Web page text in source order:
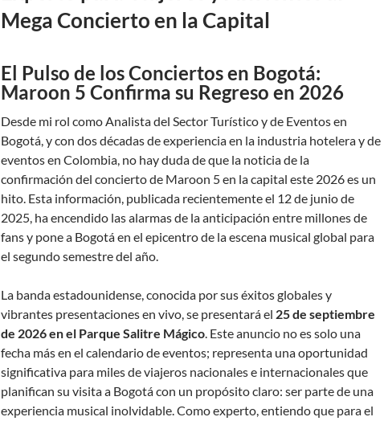
Mega Concierto en la Capital
El Pulso de los Conciertos en Bogotá:
Maroon 5 Confirma su Regreso en 2026
Desde mi rol como Analista del Sector Turístico y de Eventos en
Bogotá, y con dos décadas de experiencia en la industria hotelera y de
eventos en Colombia, no hay duda de que la noticia de la
confirmación del concierto de Maroon 5 en la capital este 2026 es un
hito. Esta información, publicada recientemente el 12 de junio de
2025, ha encendido las alarmas de la anticipación entre millones de
fans y pone a Bogotá en el epicentro de la escena musical global para
el segundo semestre del año.
La banda estadounidense, conocida por sus éxitos globales y
vibrantes presentaciones en vivo, se presentará el 25 de septiembre
de 2026 en el Parque Salitre Mágico. Este anuncio no es solo una
fecha más en el calendario de eventos; representa una oportunidad
significativa para miles de viajeros nacionales e internacionales que
planifican su visita a Bogotá con un propósito claro: ser parte de una
experiencia musical inolvidable. Como experto, entiendo que para el